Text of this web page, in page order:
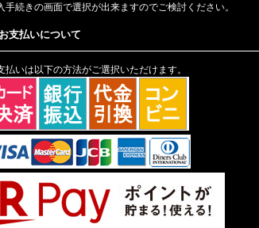
手続きの画面で選択が出来ますのでご検討ください。
支払いについて
払いは以下の方法がご選択いただけます。